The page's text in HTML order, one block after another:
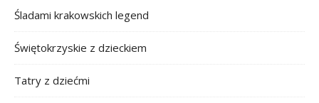
Śladami krakowskich legend
Świętokrzyskie z dzieckiem
Tatry z dziećmi